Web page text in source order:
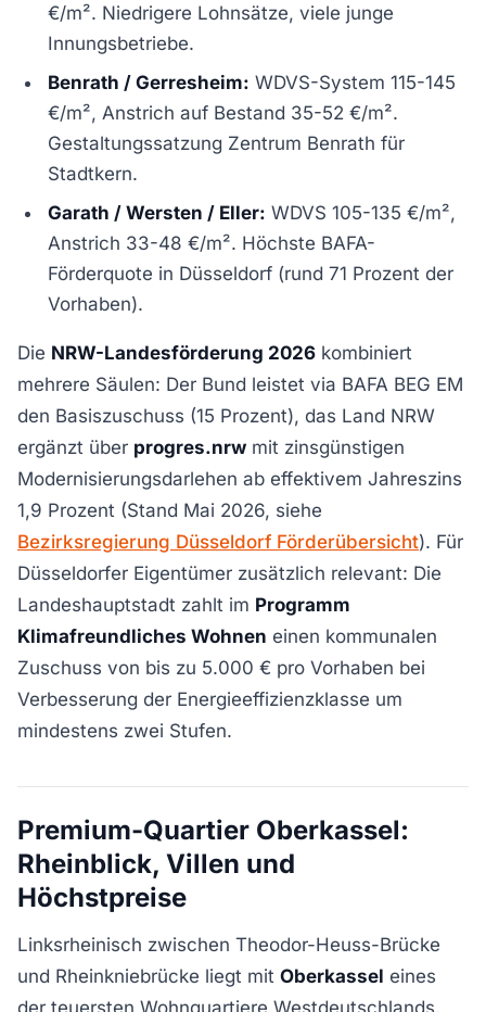
€/m². Niedrigere Lohnsätze, viele junge
Innungsbetriebe.
Benrath / Gerresheim: WDVS-System 115-145
€/m², Anstrich auf Bestand 35-52 €/m².
Gestaltungssatzung Zentrum Benrath für
Stadtkern.
Garath / Wersten / Eller: WDVS 105-135 €/m²,
Anstrich 33-48 €/m². Höchste BAFA-
Förderquote in Düsseldorf (rund 71 Prozent der
Vorhaben).
Die NRW-Landesförderung 2026 kombiniert
mehrere Säulen: Der Bund leistet via BAFA BEG EM
den Basiszuschuss (15 Prozent), das Land NRW
ergänzt über progres.nrw mit zinsgünstigen
Modernisierungsdarlehen ab effektivem Jahreszins
1,9 Prozent (Stand Mai 2026, siehe
Bezirksregierung Düsseldorf Förderübersicht). Für
Düsseldorfer Eigentümer zusätzlich relevant: Die
Landeshauptstadt zahlt im Programm
Klimafreundliches Wohnen einen kommunalen
Zuschuss von bis zu 5.000 € pro Vorhaben bei
Verbesserung der Energieeffizienzklasse um
mindestens zwei Stufen.
Premium-Quartier Oberkassel:
Rheinblick, Villen und
Höchstpreise
Linksrheinisch zwischen Theodor-Heuss-Brücke
und Rheinkniebrücke liegt mit Oberkassel eines